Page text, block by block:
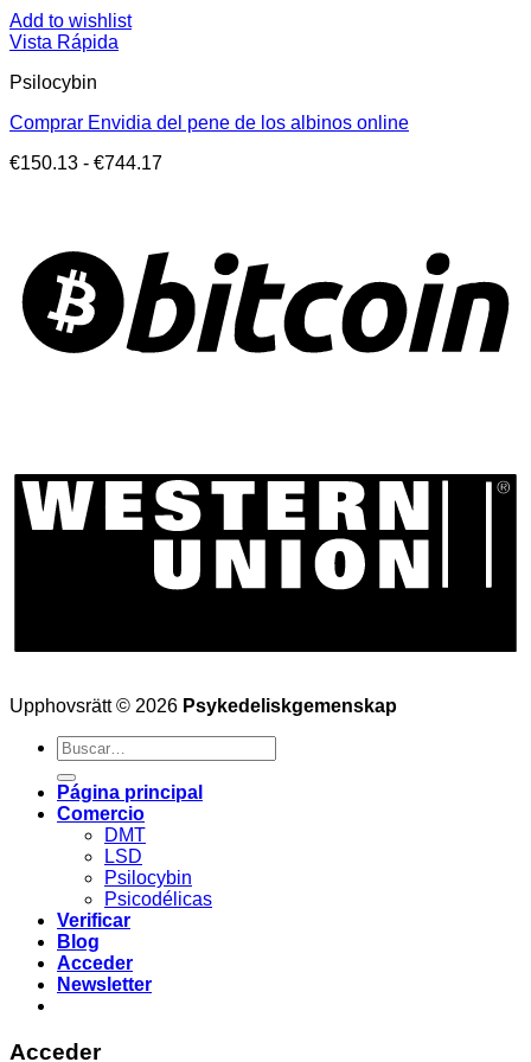
Add to wishlist
Vista Rápida
Psilocybin
Comprar Envidia del pene de los albinos online
€150.13 - €744.17Rango
€150.13
hasta
€744.17
Upphovsrätt © 2026 Psykedeliskgemenskap
Buscar
por:
Página principal
Comercio
DMT
LSD
Psilocybin
Psicodélicas
Verificar
Blog
Acceder
Newsletter
Acceder